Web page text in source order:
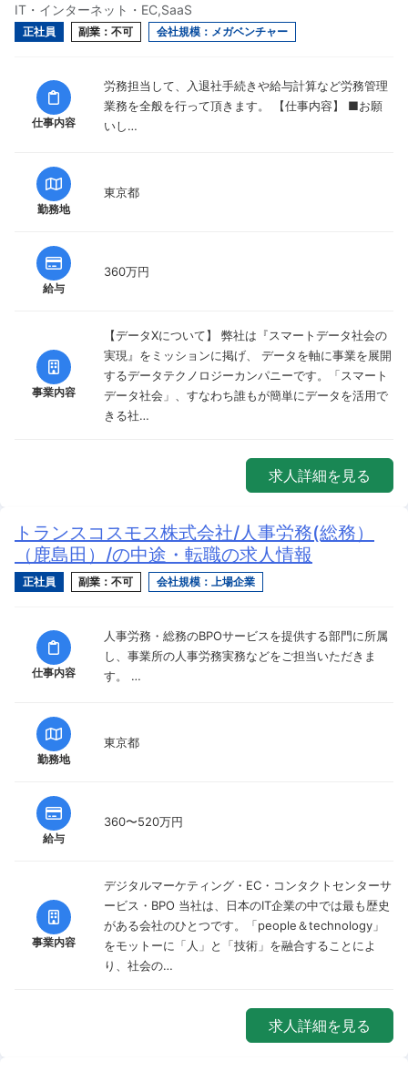
IT・インターネット・EC,SaaS
正社員 副業：不可 会社規模：メガベンチャー
仕事内容
労務担当して、入退社手続きや給与計算など労務管理
業務を全般を行って頂きます。 【仕事内容】 ■お願
いし…
勤務地
東京都
給与
360万円
事業内容
【データXについて】 弊社は『スマートデータ社会の
実現』をミッションに掲げ、 データを軸に事業を展開
するデータテクノロジーカンパニーです。「スマート
データ社会」、すなわち誰もが簡単にデータを活用で
きる社…
求人詳細を見る
トランスコスモス株式会社/人事労務(総務）
（鹿島田）/の中途・転職の求人情報
正社員 副業：不可 会社規模：上場企業
仕事内容
人事労務・総務のBPOサービスを提供する部門に所属
し、事業所の人事労務実務などをご担当いただきま
す。 …
勤務地
東京都
給与
360〜520万円
事業内容
デジタルマーケティング・EC・コンタクトセンターサ
ービス・BPO 当社は、日本のIT企業の中では最も歴史
がある会社のひとつです。「people＆technology」
をモットーに「人」と「技術」を融合することによ
り、社会の…
求人詳細を見る